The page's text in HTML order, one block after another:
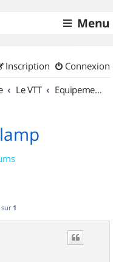
Menu
Connexion
Inscription
Le VTT Equipements et Accessoires
sur 1